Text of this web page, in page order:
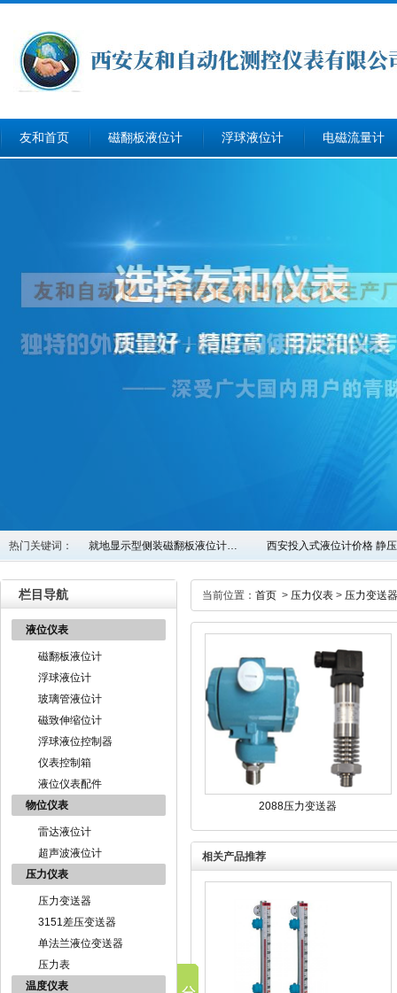
友和首页 磁翻板液位计 浮球液位计 电磁流量计
热门关键词： 就地显示型侧装磁翻板液位计… 西安投入式液位计价格 静
栏目导航
液位仪表
磁翻板液位计
浮球液位计
玻璃管液位计
磁致伸缩位计
浮球液位控制器
仪表控制箱
液位仪表配件
物位仪表
雷达液位计
超声波液位计
压力仪表
压力变送器
3151差压变送器
单法兰液位变送器
压力表
温度仪表
当前位置： 首页 > 压力仪表 > 压力变送器
2088压力变送器
相关产品推荐